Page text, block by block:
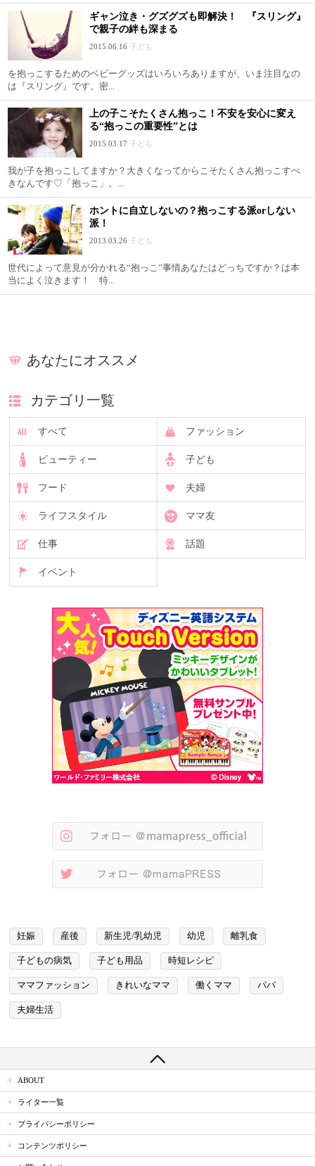
ギャン泣き・グズグズも即解決！ 『スリング』
で親子の絆も深まる
2015.06.16 子ども
を抱っこするためのベビーグッズはいろいろありますが、いま注目なの
は『スリング』です。密...
上の子こそたくさん抱っこ！不安を安心に変え
る“抱っこの重要性”とは
2015.03.17 子ども
我が子を抱っこしてますか？大きくなってからこそたくさん抱っこすべ
きなんです♡「抱っこ」。...
ホントに自立しないの？抱っこする派orしない
派！
2013.03.26 子ども
世代によって意見が分かれる“抱っこ”事情あなたはどっちですか？は本
当によく泣きます！ 特...
あなたにオススメ
カテゴリ一覧
すべて ファッション
ビューティー 子ども
フード 夫婦
ライフスタイル ママ友
仕事 話題
イベント
妊娠 産後 新生児/乳幼児 幼児 離乳食
子どもの病気 子ども用品 時短レシピ
ママファッション きれいなママ 働くママ パパ
夫婦生活
ABOUT
ライター一覧
プライバシーポリシー
コンテンツポリシー